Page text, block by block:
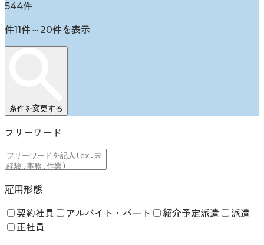
544件
件11件～20件を表示
条件を変更する
フリーワード
雇用形態
契約社員 アルバイト・パート 紹介予定派遣
派遣
正社員